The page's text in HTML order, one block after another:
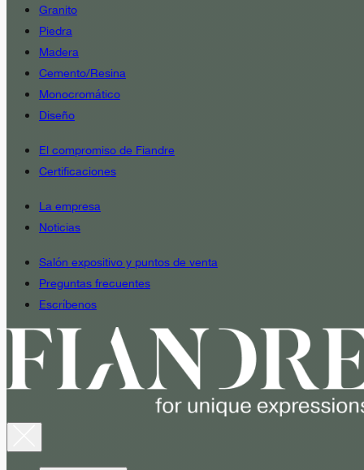
Granito
Piedra
Madera
Cemento/Resina
Monocromático
Diseño
El compromiso de Fiandre
Certificaciones
La empresa
Noticias
Salón expositivo y puntos de venta
Preguntas frecuentes
Escríbenos